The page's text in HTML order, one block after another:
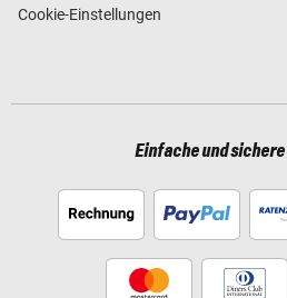
Cookie-Einstellungen
Einfache und